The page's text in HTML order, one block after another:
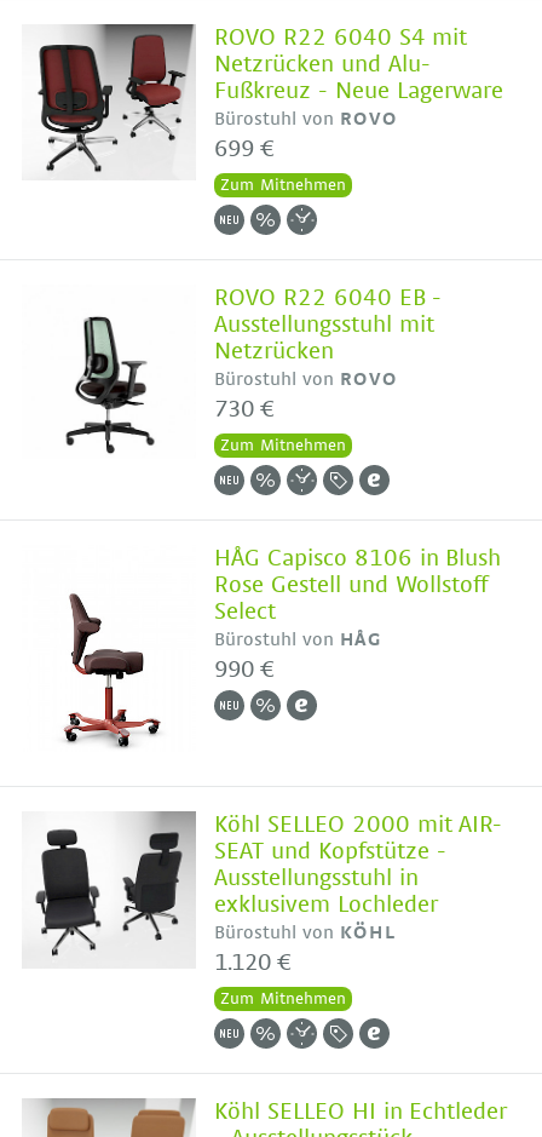
ROVO R22 6040 S4 mit
Netzrücken und Alu-
Fußkreuz - Neue Lagerware
Bürostuhl von ROVO
699 €
Zum Mitnehmen
ROVO R22 6040 EB -
Ausstellungsstuhl mit
Netzrücken
Bürostuhl von ROVO
730 €
Zum Mitnehmen
HÅG Capisco 8106 in Blush
Rose Gestell und Wollstoff
Select
Bürostuhl von HÅG
990 €
Köhl SELLEO 2000 mit AIR-
SEAT und Kopfstütze -
Ausstellungsstuhl in
exklusivem Lochleder
Bürostuhl von KÖHL
1.120 €
Zum Mitnehmen
Köhl SELLEO HI in Echtleder